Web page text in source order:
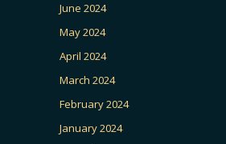
June 2024
May 2024
April 2024
March 2024
February 2024
January 2024